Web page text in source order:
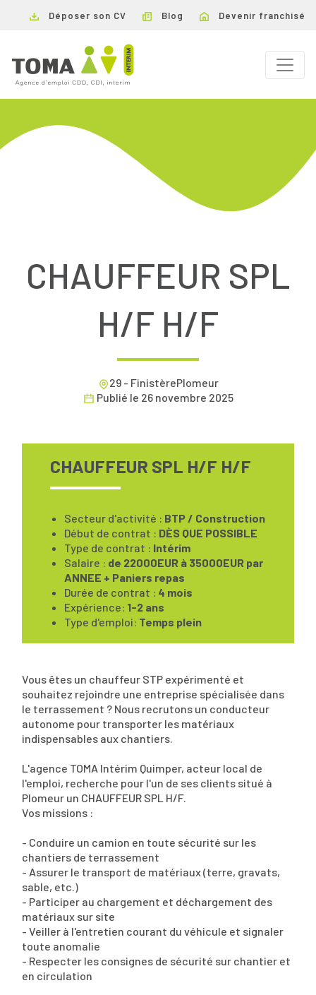
Déposer son CV Blog Devenir franchisé
CHAUFFEUR SPL
H/F H/F
29 - FinistèrePlomeur
Publié le 26 novembre 2025
CHAUFFEUR SPL H/F H/F
Secteur d'activité : BTP / Construction
Début de contrat : DÈS QUE POSSIBLE
Type de contrat : Intérim
Salaire : de 22000EUR à 35000EUR par
ANNEE + Paniers repas
Durée de contrat : 4 mois
Expérience: 1-2 ans
Type d'emploi: Temps plein
Vous êtes un chauffeur STP expérimenté et
souhaitez rejoindre une entreprise spécialisée dans
le terrassement ? Nous recrutons un conducteur
autonome pour transporter les matériaux
indispensables aux chantiers.
L'agence TOMA Intérim Quimper, acteur local de
l'emploi, recherche pour l'un de ses clients situé à
Plomeur un CHAUFFEUR SPL H/F.
Vos missions :
- Conduire un camion en toute sécurité sur les
chantiers de terrassement
- Assurer le transport de matériaux (terre, gravats,
sable, etc.)
- Participer au chargement et déchargement des
matériaux sur site
- Veiller à l'entretien courant du véhicule et signaler
toute anomalie
- Respecter les consignes de sécurité sur chantier et
en circulation